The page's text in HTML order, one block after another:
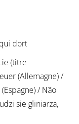
dort
(titre
(Allemagne) /
/ Não
sie gliniarza,